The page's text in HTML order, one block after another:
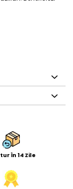
În 14 Zile